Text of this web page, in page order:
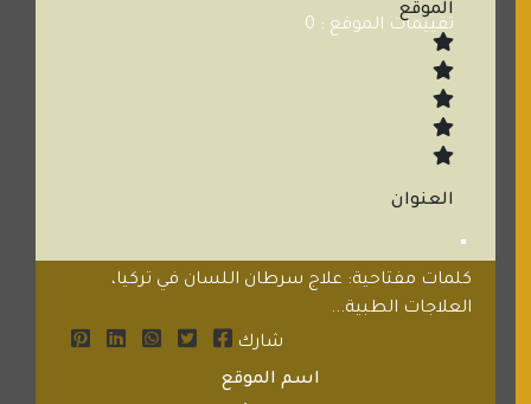
تقييمات الموقع : 0
الموقع
العنوان
كلمات مفتاحية: علاج سرطان اللسان في تركيا،
العلاجات الطبية...
شارك
اسم الموقع